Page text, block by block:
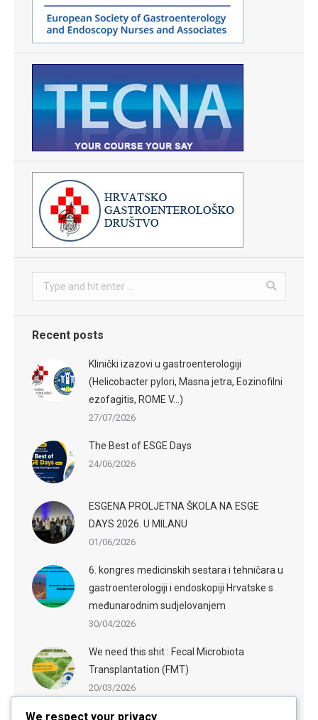
Search:
Recent posts
Klinički izazovi u gastroenterologiji
(Helicobacter pylori, Masna jetra, Eozinofilni
ezofagitis, ROME V…)
27/07/2026
The Best of ESGE Days
24/06/2026
ESGENA PROLJETNA ŠKOLA NA ESGE
DAYS 2026. U MILANU
01/06/2026
6. kongres medicinskih sestara i tehničara u
gastroenterologiji i endoskopiji Hrvatske s
međunarodnim sudjelovanjem
30/04/2026
We need this shit : Fecal Microbiota
Transplantation (FMT)
20/03/2026
ESGE-ESGENA Webinar: Sedation in
We respect your privacy